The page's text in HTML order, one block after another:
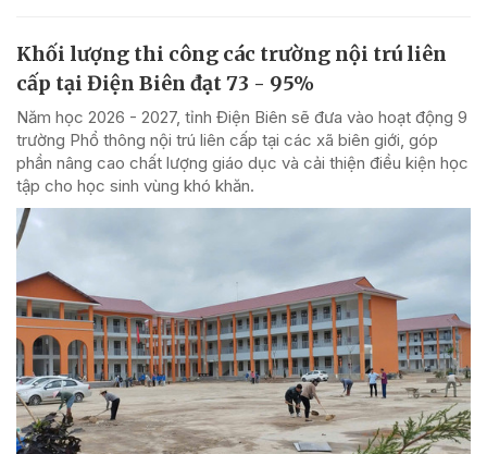
Khối lượng thi công các trường nội trú liên
cấp tại Điện Biên đạt 73 - 95%
Năm học 2026 - 2027, tỉnh Điện Biên sẽ đưa vào hoạt động 9
trường Phổ thông nội trú liên cấp tại các xã biên giới, góp
phần nâng cao chất lượng giáo dục và cải thiện điều kiện học
tập cho học sinh vùng khó khăn.